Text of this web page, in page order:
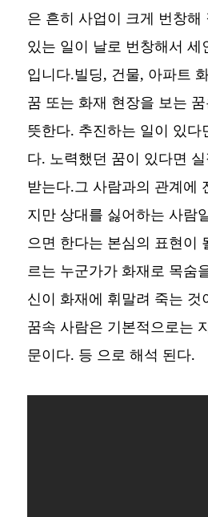
은 흔히 사업이 크게 번창해
있는 일이 날로 번창해서 세
입니다.빌딩, 건물, 아파트
꿈 또는 화재 현장을 보는
뜻한다. 추진하는 일이 있다
다. 노력했던 꿈이 있다면
받는다.그 사람과의 관계에
지만 상대를 싫어하는 사람
으면 한다는 본심의 표현이
르는 누군가가 화재로 목숨
신이 화재에 휘말려 죽는 것
꿈속 사람은 기본적으로는
문이다. 등 으로 해석 된다.